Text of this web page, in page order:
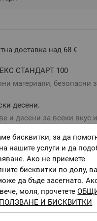
доставка над 68 €
СТАНДАРТ 100
материали, безопасни
десени.
и десени за всеки вкус
Комбинирай с
бисквитки, за да
нашите услуги и да
Ако не приемете
бисквитки по-долу,
да бъде засегнато.
моля, прочетете
И БИСКВИТКИ